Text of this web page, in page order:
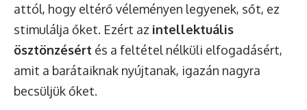
attól, hogy eltérő véleményen legyenek, sőt, ez
stimulálja őket. Ezért az intellektuális
ösztönzésért és a feltétel nélküli elfogadásért,
amit a barátaiknak nyújtanak, igazán nagyra
becsüljük őket.